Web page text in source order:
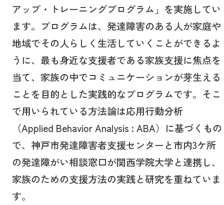
アップ・トレーニングプログラム」を実施してい
ます。プログラムは、発達障害のある人が家庭や
地域でその人らしく生活していくことができるよ
うに、最も身近な支援者である家族支援に焦点を
当て、家族の中でコミュニケーションが芽生える
ことを目的とした実践的なプログラムです。そこ
で用いられている方法論は応用行動分析
（Applied Behavior Analysis : ABA）に基づくもの
で、神戸市発達障害者支援センターと市内3ケ所
の発達障がい相談窓口が関西学院大学と連携し、
家族のための支援方法の実践と研究を重ねていま
す。